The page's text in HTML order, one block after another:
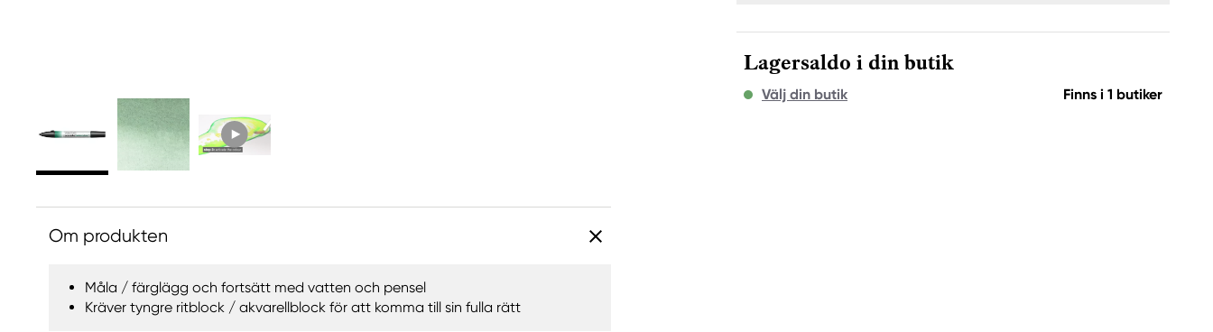
Lagersaldo i din butik
Välj din butik Finns i 1 butiker
Om produkten
Måla / färglägg och fortsätt med vatten och pensel
Kräver tyngre ritblock / akvarellblock för att komma till sin fulla rätt